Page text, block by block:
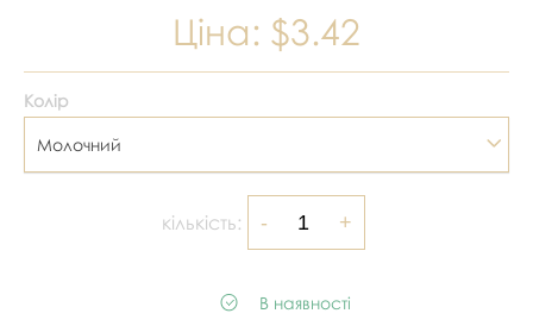
Ціна: $3.42
Колір
Молочний
кількість:
В наявності